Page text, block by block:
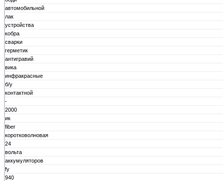
автомобильной
лак
устройства
кобра
сварки
герметик
антигравий
вика
инфракрасные
б/у
контактной
-
2000
ик
fiber
коротковолновая
24
вольта
аккумуляторов
fy
940